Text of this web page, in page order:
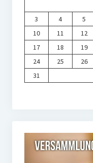
3
4 5
10
11 12
17
18 19
24
25 26
31